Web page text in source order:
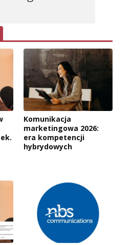
Komunikacja
marketingowa 2026:
era kompetencji
hybrydowych